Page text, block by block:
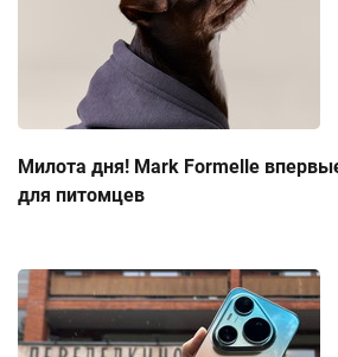
Милота дня! Mark Formelle
для питомцев